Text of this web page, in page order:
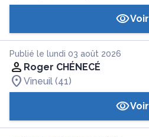
Voir
Publié le lundi 03 août 2026
Roger CHÉNECÉ
Vineuil (41)
Voir